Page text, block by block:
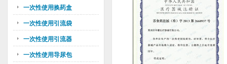
一次性使用换药盒
一次性使用引流袋
一次性使用引流器
一次性使用导尿包